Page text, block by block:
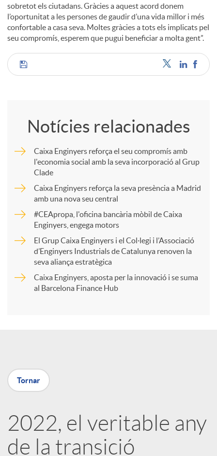
sobretot els ciutadans. Gràcies a aquest acord donem
l’oportunitat a les persones de gaudir d’una vida millor i més
confortable a casa seva. Moltes gràcies a tots els implicats pel
seu compromís, esperem que pugui beneficiar a molta gent”.
C
m
r
X
a
Notícies relacionades
Caixa Enginyers reforça el seu compromís amb
l'economia social amb la seva incorporació al Grup
Clade
Caixa Enginyers reforça la seva presència a Madrid
amb una nova seu central
#CEApropa, l'oficina bancària mòbil de Caixa
Enginyers, engega motors
El Grup Caixa Enginyers i el Col·legi i l’Associació
d’Enginyers Industrials de Catalunya renoven la
seva aliança estratègica
Caixa Enginyers, aposta per la innovació i se suma
al Barcelona Finance Hub
Tornar
2022, el veritable any
de la transició